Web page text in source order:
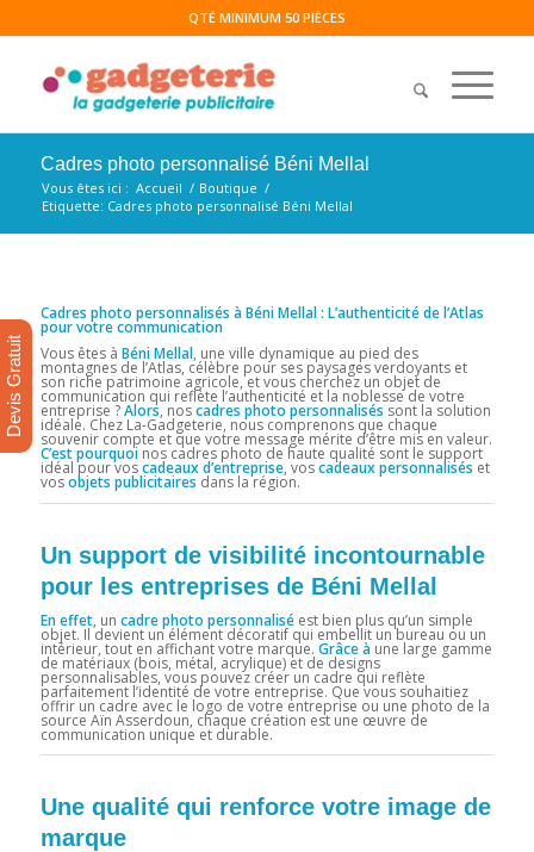
QTÉ MINIMUM 50 PIÈCES
Cadres photo personnalisé Béni Mellal
Vous êtes ici : Accueil / Boutique /
Etiquette: Cadres photo personnalisé Béni Mellal
Cadres photo personnalisés à Béni Mellal : L’authenticité de l’Atlas
pour votre communication
Vous êtes à Béni Mellal, une ville dynamique au pied des
montagnes de l’Atlas, célèbre pour ses paysages verdoyants et
son riche patrimoine agricole, et vous cherchez un objet de
communication qui reflète l’authenticité et la noblesse de votre
entreprise ?Alors, noscadres photo personnalisés sont la solution
idéale. Chez La-Gadgeterie, nous comprenons que chaque
souvenir compte et que votre message mérite d’être mis en valeur.
C’est pourquoinos cadres photo de haute qualité sont le support
idéal pour voscadeaux d’entreprise, voscadeaux personnalisés et
vosobjets publicitaires dans la région.
Un support de visibilité incontournable
pour les entreprises de Béni Mellal
En effet, un cadre photo personnaliséest bien plus qu’un simple
objet. Il devient un élément décoratif qui embellit un bureau ou un
intérieur, tout en affichant votre marque. Grâce àune large gamme
de matériaux (bois, métal, acrylique) et de designs
personnalisables, vous pouvez créer un cadre qui reflète
parfaitement l’identité de votre entreprise. Que vous souhaitiez
offrir un cadre avec le logo de votre entreprise ou une photo de la
source Aïn Asserdoun, chaque création est une œuvre de
communication unique et durable.
Une qualité qui renforce votre image de
marque
Devis Gratuit